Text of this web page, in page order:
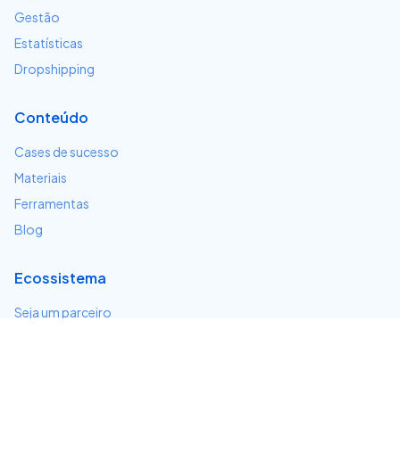
Gestão
Estatísticas
Dropshipping
Conteúdo
Cases de sucesso
Materiais
Ferramentas
Blog
Ecossistema
Seja um parceiro